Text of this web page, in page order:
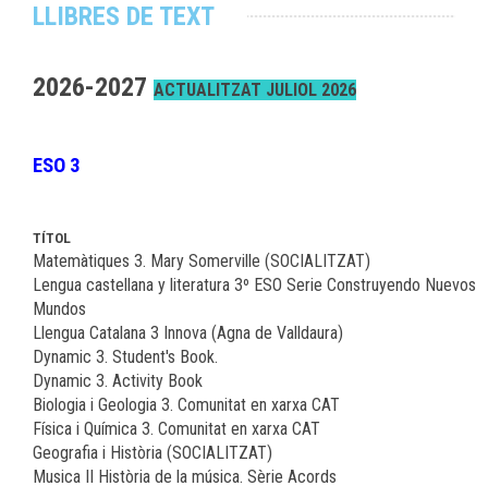
LLIBRES DE TEXT
2026-2027 ACTUALITZAT JULIOL 2026
ESO 3
TÍTOL
Matemàtiques 3. Mary Somerville (SOCIALITZAT)
Lengua castellana y literatura 3º ESO Serie Construyendo Nuevos
Mundos
Llengua Catalana 3 Innova (Agna de Valldaura)
Dynamic 3. Student's Book.
Dynamic 3. Activity Book
Biologia i Geologia 3. Comunitat en xarxa CAT
Física i Química 3. Comunitat en xarxa CAT
Geografia i Història (SOCIALITZAT)
Musica II Història de la música. Sèrie Acords